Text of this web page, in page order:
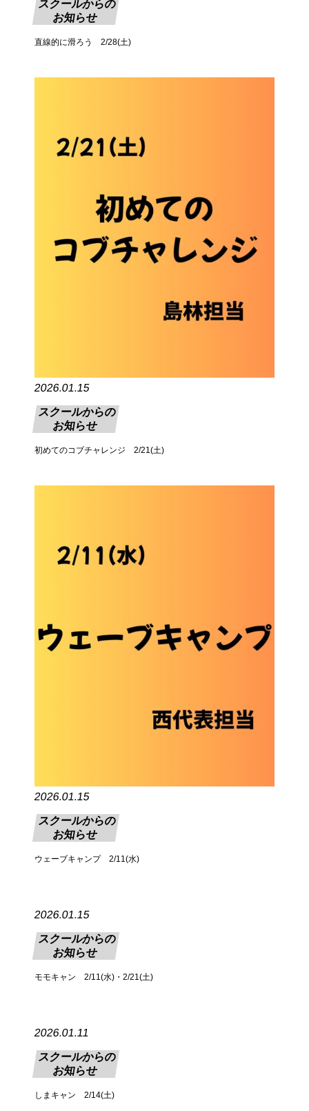
スクールからの
お知らせ
直線的に滑ろう 2/28(土)
2026.01.15
スクールからの
お知らせ
初めてのコブチャレンジ 2/21(土)
2026.01.15
スクールからの
お知らせ
ウェーブキャンプ 2/11(水)
2026.01.15
スクールからの
お知らせ
モモキャン 2/11(水)・2/21(土)
2026.01.11
スクールからの
お知らせ
しまキャン 2/14(土)